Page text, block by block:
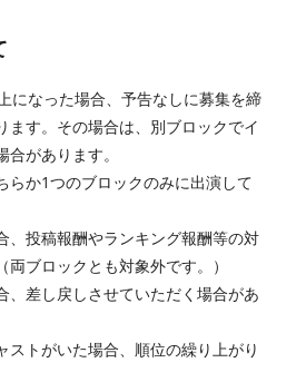
になった場合、予告なしに募集を締
ます。その場合は、別ブロックでイ
があります。
らか1つのブロックのみに出演して
、投稿報酬やランキング報酬等の対
ブロックとも対象外です。）
、差し戻しさせていただく場合があ
ストがいた場合、順位の繰り上がり